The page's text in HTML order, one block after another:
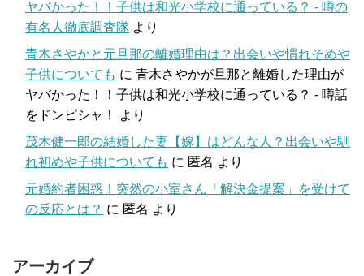
ヤバかった！！子供は和光小学校に通っている？ - 噂の
有名人徹底調査隊 より
青木さやかと元旦那の離婚理由は？出会いや慣れそめや
子供についても に 青木さやかが旦那と離婚した理由が
ヤバかった！！子供は和光小学校に通っている？ - 噂話
をドンピシャ！
より
茂木健一郎の結婚した妻【嫁】はどんな人？出会いや馴
れ初めや子供についても に 匿名 より
元婚約者困惑！突然の小室さん「解決金提案」を受けて
の反応とは？ に 匿名 より
アーカイブ